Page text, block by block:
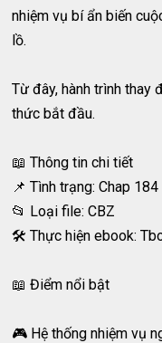
nhiệm vụ bí ẩn biến
lồ.
Từ đây, hành trình thay
thức bắt đầu.
📖 Thông tin chi tiết
📌 Tình trạng: Chap 184
📂 Loại file: CBZ
🛠️ Thực hiện ebook:
📖 Điểm nổi bật
🎮 Hệ thống nhiệm vụ